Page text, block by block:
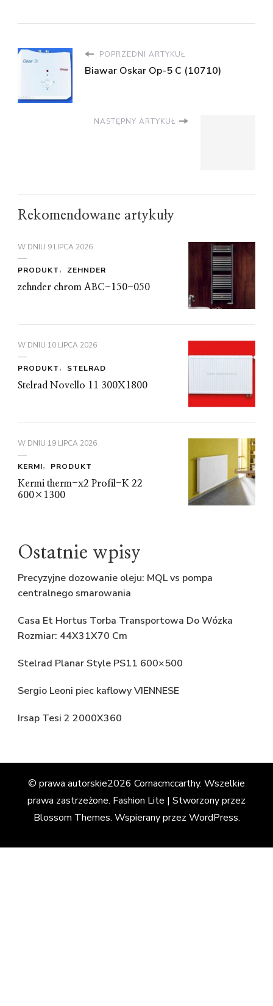
POPRZEDNI ARTYKUŁ
Biawar Oskar Op-5 C (10710)
NASTĘPNY ARTYKUŁ
Rekomendowane artykuły
W DNIU 9 LIPCA 2026
PRODUKT
ZEHNDER
zehnder chrom ABC-150-050
W DNIU 10 LIPCA 2026
PRODUKT
STELRAD
Stelrad Novello 11 300X1800
W DNIU 19 LIPCA 2026
KERMI
PRODUKT
Kermi therm-x2 Profil-K 22
600×1300
Ostatnie wpisy
Precyzyjne dozowanie oleju: MQL vs pompa
centralnego smarowania
Casa Et Hortus Torba Transportowa Do Wózka
Rozmiar: 44X31X70 Cm
Stelrad Planar Style PS11 600×500
Sergio Leoni piec kaflowy VIENNESE
Irsap Tesi 2 2000X360
© prawa autorskie2026 Cornacmccarthy. Wszelkie
prawa zastrzeżone. Fashion Lite | Stworzony przez
Blossom Themes. Wspierany przez WordPress.